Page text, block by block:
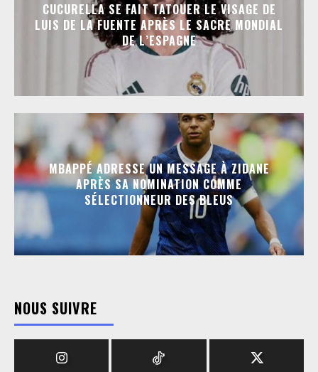
CUCURELLA SE FAIT TATOUER LE VISAGE DE
LUIS DE LA FUENTE APRÈS LE SACRE MONDIAL
DE L’ESPAGNE
MBAPPÉ ADRESSE UN MESSAGE À ZIDANE
APRÈS SA NOMINATION COMME
SÉLECTIONNEUR DES BLEUS
NOUS SUIVRE